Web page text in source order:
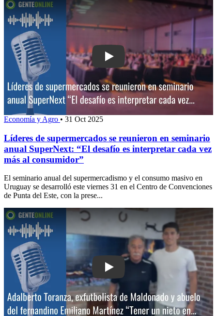
Play: Líderes de supermercados se
Economía y Agro • 31 Oct 2025
Líderes de supermercados se reunieron en seminario
anual SuperNext: “El desafío es interpretar cada vez
más al consumidor”
El seminario anual del supermercadismo y el consumo masivo en
Uruguay se desarrolló este viernes 31 en el Centro de Convenciones
de Punta del Este, con la prese...
Play: Adalberto Toranza, exfutbolista